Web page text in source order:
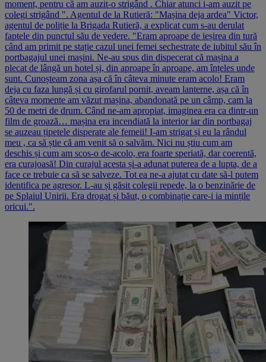
moment, pentru că am auzit-o strigând . Chiar atunci i-am auzit pe
colegi strigând ". Agentul de la Rutieră: "Mașina deja ardea" Victor,
agentul de poliție la Brigada Rutieră, a explicat cum s-au derulat
faptele din punctul său de vedere. "Eram aproape de ieșirea din tură
când am primit pe stație cazul unei femei sechestrate de iubitul său în
portbagajul unei mașini. Ne-au spus din dispecerat că mașina a
plecat de lângă un hotel și, din aproape în aproape, am înțeles unde
sunt. Cunoșteam zona așa că în câteva minute eram acolo! Eram
deja cu faza lungă și cu girofarul pornit, aveam lanterne, așa că în
câteva momente am văzut mașina, abandonată pe un câmp, cam la
50 de metri de drum. Când ne-am apropiat, imaginea era ca dintr-un
film de groază… mașina era incendiată la interior iar din portbagaj
se auzeau țipetele disperate ale femeii! I-am strigat și eu la rândul
meu , ca să știe că am venit să o salvăm. Nici nu știu cum am
deschis și cum am scos-o de-acolo, era foarte speriată, dar coerentă,
era curajoasă! Din curajul acesta și-a adunat puterea de a lupta, de a
face ce trebuie ca să se salveze. Tot ea ne-a ajutat cu date să-l putem
identifica pe agresor. L-au și găsit colegii repede, la o benzinărie de
pe Splaiul Unirii. Era drogat și băut, o combinație care-i ia mințile
oricui.".